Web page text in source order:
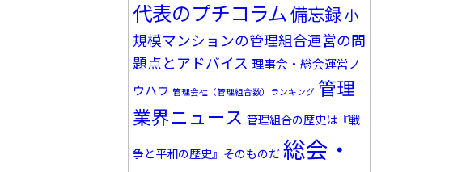
代表のプチコラム 備忘録 小
規模マンションの管理組合運営の問
題点とアドバイス 理事会・総会運営ノ
ウハウ 管理会社（管理組合数）ランキング 管理
業界ニュース 管理組合の歴史は『戦
争と平和の歴史』そのものだ 総会・